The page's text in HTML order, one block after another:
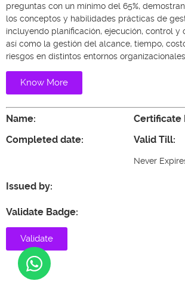
preguntas con un mínimo del 65%,
los conceptos y habilidades prácticas de
incluyendo planificación, ejecución, control y
así como la gestión del alcance, tiempo,
riesgos en distintos entornos organizacionales.
Know More
Name:
Completed date:
Certificate
Valid Till:
Never
Issued by:
Validate Badge:
Validate